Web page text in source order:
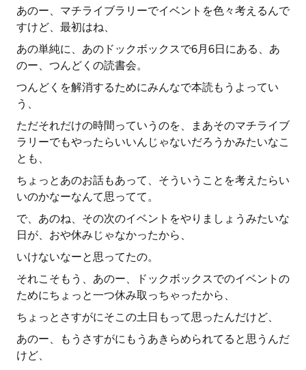
あのー、マチライブラリーでイベントを色々考えるんで
すけど、最初はね、
あの単純に、あのドックボックスで6月6日にある、あ
のー、つんどくの読書会。
つんどくを解消するためにみんなで本読もうよってい
う、
ただそれだけの時間っていうのを、まあそのマチライブ
ラリーでもやったらいいんじゃないだろうかみたいなこ
とも、
ちょっとあのお話もあって、そういうことを考えたらい
いのかなーなんて思ってて。
で、あのね、その次のイベントをやりましょうみたいな
日が、おや休みじゃなかったから、
いけないなーと思ってたの。
それこそもう、あのー、ドックボックスでのイベントの
ためにちょっと一つ休み取っちゃったから、
ちょっとさすがにそこの土日もって思ったんだけど、
あのー、もうさすがにもうあきらめられてると思うんだ
けど、